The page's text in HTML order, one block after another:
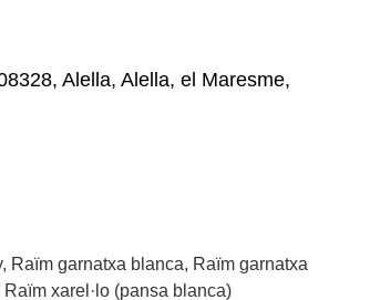
Alella, Alella, el Maresme,
Raïm garnatxa blanca, Raïm garnatxa
xarel·lo (pansa blanca)